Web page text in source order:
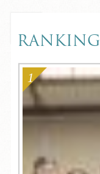
RANKING